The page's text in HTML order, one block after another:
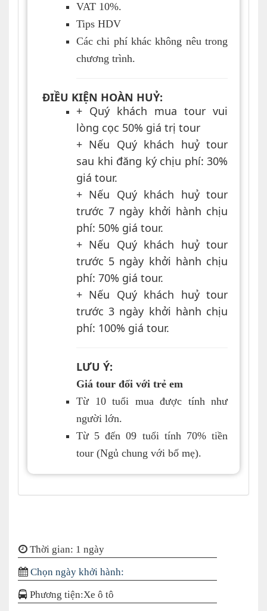
VAT 10%.
Tips HDV
Các chi phí khác không nêu trong
chương trình.
ĐIỀU KIỆN HOÀN HUỶ:
+ Quý khách mua tour vui
lòng cọc 50% giá trị tour
+ Nếu Quý khách huỷ tour
sau khi đăng ký chịu phí: 30%
giá tour.
+ Nếu Quý khách huỷ tour
trước 7 ngày khởi hành chịu
phí: 50% giá tour.
+ Nếu Quý khách huỷ tour
trước 5 ngày khởi hành chịu
phí: 70% giá tour.
+ Nếu Quý khách huỷ tour
trước 3 ngày khởi hành chịu
phí: 100% giá tour.
LƯU Ý:
Giá tour đối với trẻ em
Từ 10 tuổi mua được tính như
người lớn.
Từ 5 đến 09 tuổi tính 70% tiền
tour (Ngủ chung với bố mẹ).
Thời gian: 1 ngày
Chọn ngày khởi hành:
Phương tiện:Xe ô tô